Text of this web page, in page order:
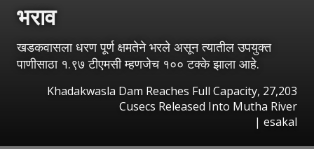
भराव
खडकवासला धरण पूर्ण क्षमतेने भरले असून त्यातील उपयुक्त
पाणीसाठा १.९७ टीएमसी म्हणजेच १०० टक्के झाला आहे.
Khadakwasla Dam Reaches Full Capacity, 27,203
Cusecs Released Into Mutha River
| esakal